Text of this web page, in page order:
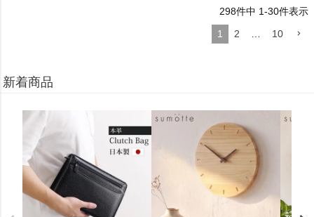
298件中 1-30件表示
1
2 … 10
新着商品